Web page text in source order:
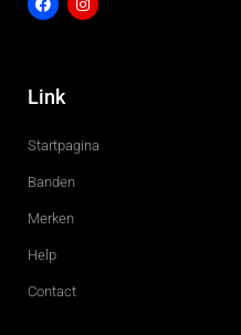
c
e
o
g
r
Link
Startpagina
Banden
Merken
Help
Contact